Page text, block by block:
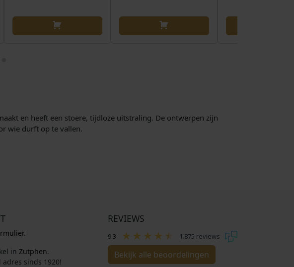
en heeft een stoere, tijdloze uitstraling. De ontwerpen zijn
wie durft op te vallen.
in Zutphen.
sinds 1920!
REVIEWS
9.3 1.875 reviews
Bekijk alle beoordelingen